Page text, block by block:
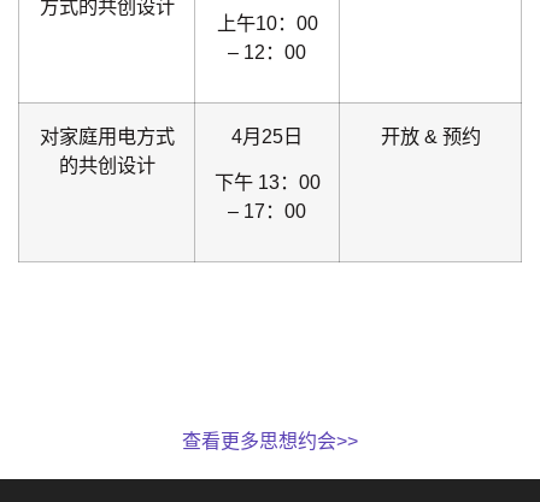
方式的共创设计
上午10：00
– 12：00
对家庭用电方式
的共创设计
4月25日
下午 13：00
– 17：00
开放 & 预约
查看更多思想约会>>